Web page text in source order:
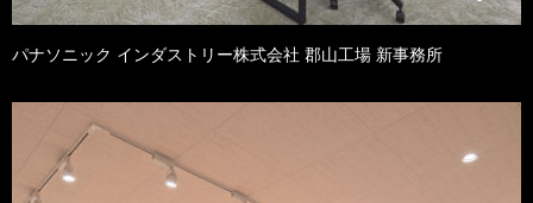
パナソニック インダストリー株式会社 郡山工場 新事務所